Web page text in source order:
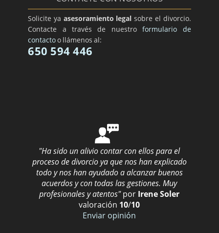
Solicite ya asesoramiento legal sobre el divorcio.
Contacte a través de nuestroformulario de
contactoo llámenos al:
650 594 446
"Ha sido un alivio contar con ellos para el
proceso de divorcio ya que nos han explicado
todo y nos han ayudado a alcanzar buenos
acuerdos y con todas las gestiones. Muy
profesionales y atentos" por Irene Soler
valoración 10/10
Enviar opinión